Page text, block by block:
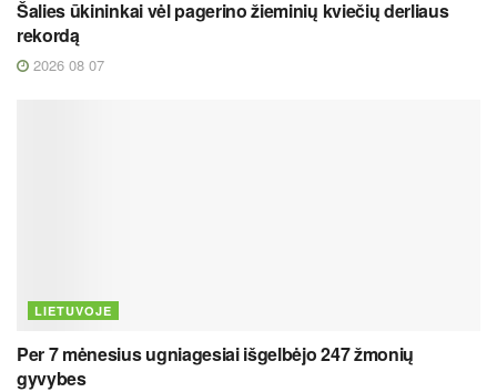
Šalies ūkininkai vėl pagerino žieminių kviečių derliaus
rekordą
2026 08 07
LIETUVOJE
Per 7 mėnesius ugniagesiai išgelbėjo 247 žmonių
gyvybes